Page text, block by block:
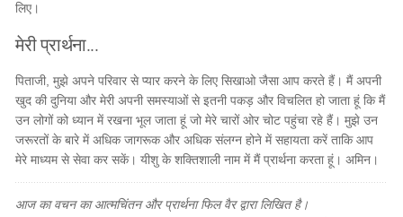
लिए।
मेरी प्रार्थना...
पिताजी, मुझे अपने परिवार से प्यार करने के लिए सिखाओ जैसा आप करते हैं। मैं अपनी
खुद की दुनिया और मेरी अपनी समस्याओं से इतनी पकड़ और विचलित हो जाता हूं कि मैं
उन लोगों को ध्यान में रखना भूल जाता हूं जो मेरे चारों ओर चोट पहुंचा रहे हैं। मुझे उन
जरूरतों के बारे में अधिक जागरूक और अधिक संलग्न होने में सहायता करें ताकि आप
मेरे माध्यम से सेवा कर सकें। यीशु के शक्तिशाली नाम में मैं प्रार्थना करता हूं। अमिन।
आज का वचन का आत्मचिंतन और प्रार्थना फिल वैर द्वारा लिखित है।